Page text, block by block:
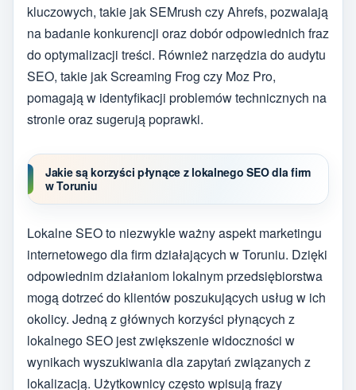
kluczowych, takie jak SEMrush czy Ahrefs, pozwalają
na badanie konkurencji oraz dobór odpowiednich fraz
do optymalizacji treści. Również narzędzia do audytu
SEO, takie jak Screaming Frog czy Moz Pro,
pomagają w identyfikacji problemów technicznych na
stronie oraz sugerują poprawki.
Jakie są korzyści płynące z lokalnego SEO dla firm
w Toruniu
Lokalne SEO to niezwykle ważny aspekt marketingu
internetowego dla firm działających w Toruniu. Dzięki
odpowiednim działaniom lokalnym przedsiębiorstwa
mogą dotrzeć do klientów poszukujących usług w ich
okolicy. Jedną z głównych korzyści płynących z
lokalnego SEO jest zwiększenie widoczności w
wynikach wyszukiwania dla zapytań związanych z
lokalizacją. Użytkownicy często wpisują frazy